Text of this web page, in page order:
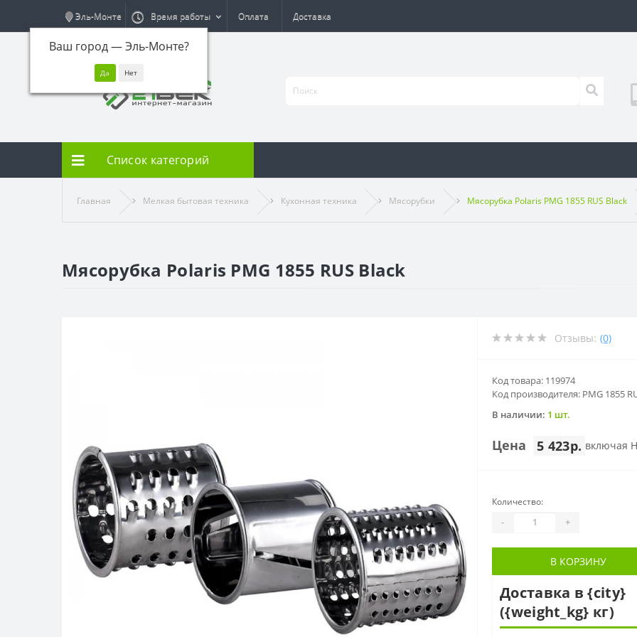
Эль-Монте
Ваш город —Эль-Монте?
Время работы Оплата Доставка
Список категорий
Главная Мелкая бытовая техника Кухонная техника Мясорубки Мясорубка Polaris PMG 1855 RUS Black
Мясорубка Polaris PMG 1855 RUS Black
Отзывы: (0)
Код товара: 119974
Код производителя: PMG 1855
В наличии: 1 шт.
Цена 5 423р. включая
Количество:
- +
В КОРЗИНУ
Доставка в {city}
({weight_kg} кг)